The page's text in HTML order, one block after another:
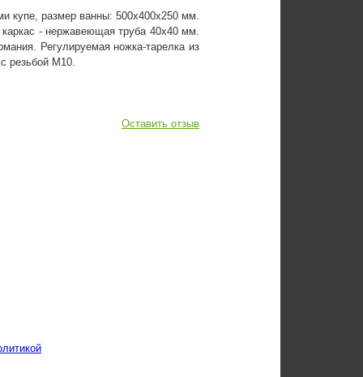
купе, размер ванны: 500х400х250 мм.
- нержавеющая труба 40х40 мм.
Регулируемая ножка-тарелка из
резьбой М10.
Оставить отзыв